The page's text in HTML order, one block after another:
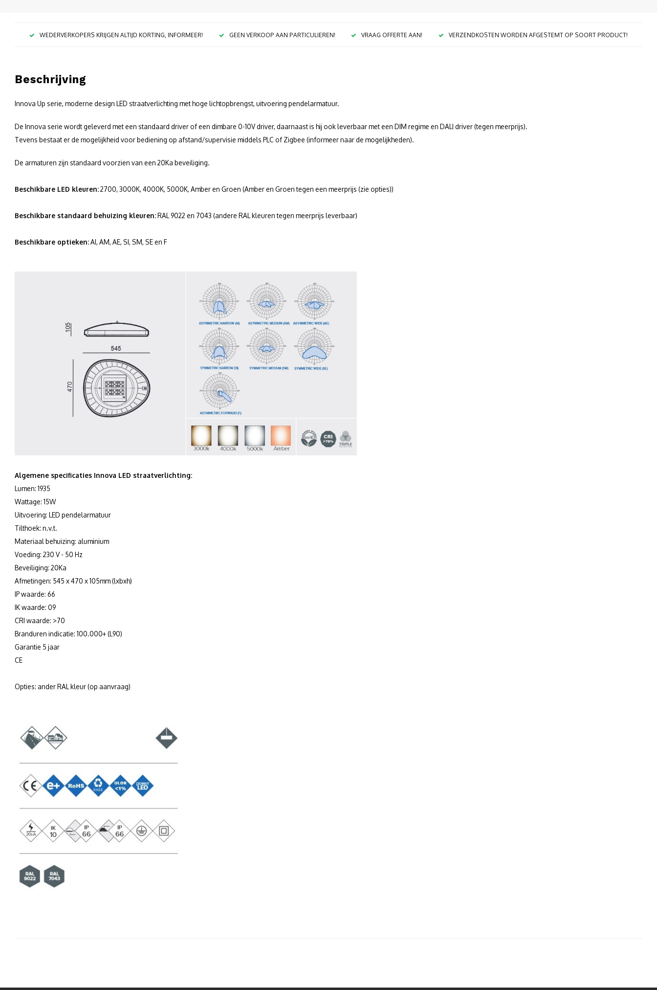
WEDERVERKOPERS KRIJGEN ALTIJD KORTING, INFORMEER! GEEN VERKOOP AAN PARTICULIEREN! VRAAG OFFERTE AAN! VERZENDKOSTEN WORDEN AFGESTEMT OP SOORT PRODUCT!
Beschrijving
Innova Up serie, moderne design LED straatverlichting met hoge lichtopbrengst, uitvoering pendelarmatuur.
De Innova serie wordt geleverd met een standaard driver of een dimbare 0-10V driver, daarnaast is hij ook leverbaar met een DIM regime en DALI driver (tegen meerprijs).
Tevens bestaat er de mogelijkheid voor bediening op afstand/supervisie middels PLC of Zigbee (informeer naar de mogelijkheden).
De armaturen zijn standaard voorzien van een 20Ka beveiliging.
Beschikbare LED kleuren:2700, 3000K, 4000K, 5000K, Amber en Groen (Amber en Groen tegen een meerprijs (zie opties))
Beschikbare standaard behuizing kleuren:RAL 9022 en 7043 (andere RAL kleuren tegen meerprijs leverbaar)
Beschikbare optieken:AI, AM, AE, SI, SM, SE en F
Algemene specificaties Innova LED straatverlichting:
Lumen: 1935
Wattage: 15W
Uitvoering: LED pendelarmatuur
Tilthoek: n.v.t.
Materiaal behuizing: aluminium
Voeding: 230 V - 50 Hz
Beveiliging: 20Ka
Afmetingen: 545 x 470 x 105mm (lxbxh)
IP waarde: 66
IK waarde: 09
CRI waarde: >70
Branduren indicatie: 100.000+ (L90)
Garantie 5 jaar
CE
Opties: ander RAL kleur (op aanvraag)